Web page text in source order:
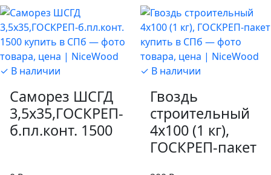
✓ В наличии
Саморез ШСГД
3,5х35,ГОСКРЕП-
б.пл.конт. 1500
✓ В наличии
Гвоздь
строительный
4х100 (1 кг),
ГОСКРЕП-пакет